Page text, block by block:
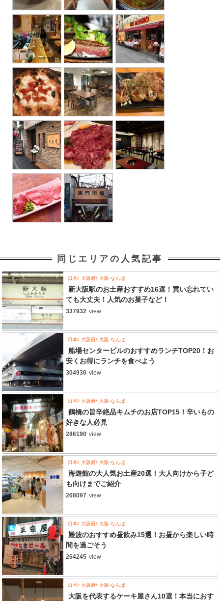
同じエリアの人気記事
日本 大阪府 大阪-なんば
新大阪駅のお土産おすすめ16選！買い忘れてい
ても大丈夫！人気のお菓子など！
337932 view
日本 大阪府 大阪-なんば
船場センタービルのおすすめランチTOP20！お
安くお得にランチを食べよう
304930 view
日本 大阪府 大阪-なんば
鶴橋の旨辛絶品キムチのお店TOP15！辛いもの
好きな人必見
286190 view
日本 大阪府 大阪-なんば
海遊館の大人気お土産20選！大人向けから子ど
も向けまでご紹介
268097 view
日本 大阪府 大阪-なんば
難波のおすすめ昼飲み15選！お昼から楽しい時
間を過ごそう
264245 view
日本 大阪府 大阪-なんば
大阪を代表するケーキ屋さん10選！本当におす